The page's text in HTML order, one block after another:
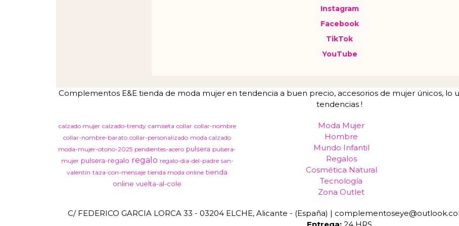
Instagram
Facebook
TikTok
YouTube
Complementos E&E tienda de moda mujer en tendencia a buen precio, accesorios de mujer únicos, lo
tendencias !
calzado mujer calzado-trendy camiseta collar collar-nombre
collar-nombre-barato collar-personalizado moda calzado
moda-mujer-otono-2025 pendientes-acero pulsera pulsera-
mujer pulsera-regalo regalo regalo-dia-del-padre san-
valentin taza-con-mensaje tienda moda online tienda
online vuelta-al-cole
Moda Mujer
Hombre
Mundo Infantil
Regalos
Cosmética Natural
Tecnología
Zona Outlet
C/ FEDERICO GARCIA LORCA 33 - 03204 ELCHE, Alicante - (España) |